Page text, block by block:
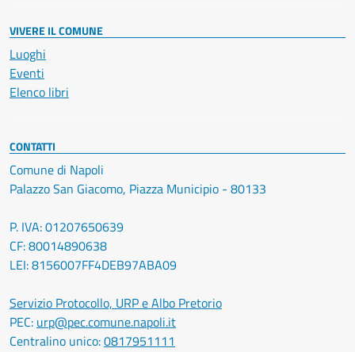
VIVERE IL COMUNE
Luoghi
Eventi
Elenco libri
CONTATTI
Comune di Napoli
Palazzo San Giacomo, Piazza Municipio - 80133
P. IVA: 01207650639
CF: 80014890638
LEI: 8156007FF4DEB97ABA09
Servizio Protocollo, URP e Albo Pretorio
PEC: urp@pec.comune.napoli.it
Centralino unico:0817951111